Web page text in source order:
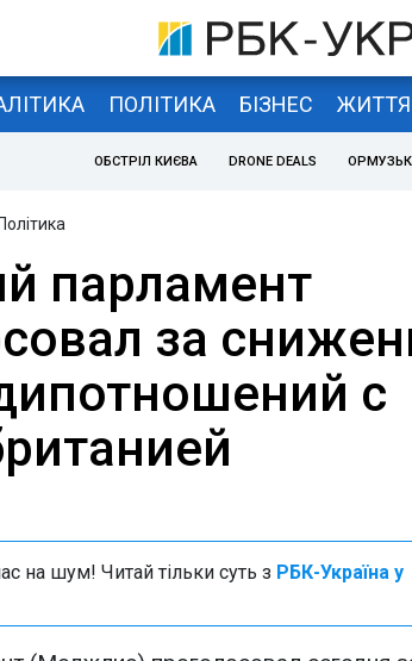
ПОЛІТИКА БІЗНЕС ЖИТТЯ
ОБСТРІЛ КИЄВА DRONE DEALS
Політика
парламент
за
c
на шум! Читай тільки суть з РБК-Україна у